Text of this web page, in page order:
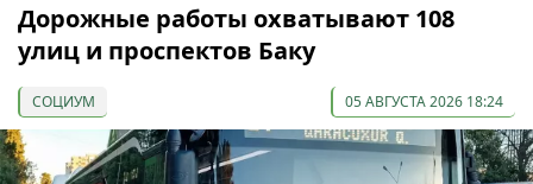
Дорожные работы охватывают 108
улиц и проспектов Баку
СОЦИУМ 05 АВГУСТА 2026 18:24